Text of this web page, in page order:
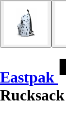
Eastpak